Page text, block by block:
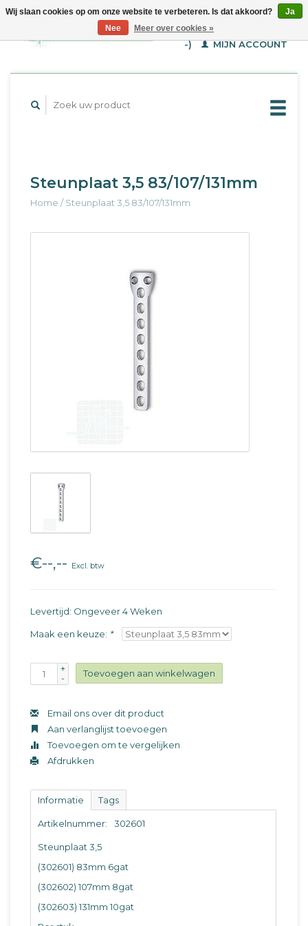
WINKELWAGEN (€--,-
-)
MIJN ACCOUNT
Steunplaat 3,5 83/107/131mm
Home /Steunplaat 3,5 83/107/131mm
€--,-- Excl. btw
Levertijd: Ongeveer 4 Weken
Maak een keuze: *
+
-
Toevoegen aan winkelwagen
Email ons over dit product
Aan verlanglijst toevoegen
Toevoegen om te vergelijken
Afdrukken
Informatie Tags
Artikelnummer: 302601
Steunplaat 3,5
(302601) 83mm 6gat
(302602) 107mm 8gat
(302603) 131mm 10gat
Wij slaan cookies op om onze website te verbeteren. Is dat akkoord?
Ja
Nee
Meer over cookies »